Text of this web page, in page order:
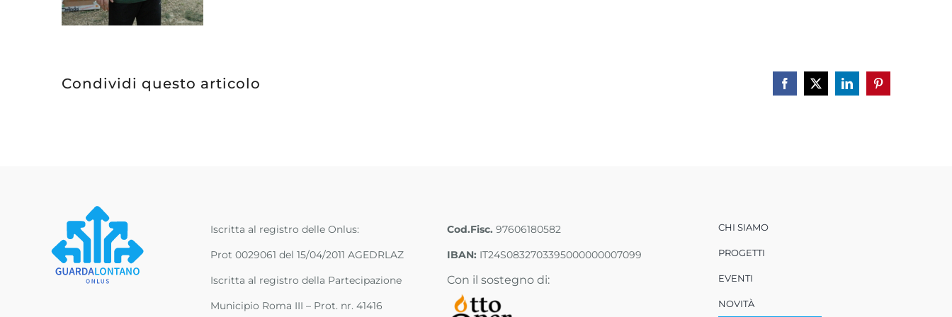
Condividi questo articolo Facebook
X LinkedInPinterest
Iscritta al registro delle Onlus:
Prot 0029061 del 15/04/2011 AGEDRLAZ
Iscritta al registro della Partecipazione
Municipio Roma III – Prot. nr. 41416
Cod.Fisc. 97606180582
IBAN: IT24S0832703395000000007099
Con il sostegno di:
CHI SIAMO
PROGETTI
EVENTI
NOVITÀ